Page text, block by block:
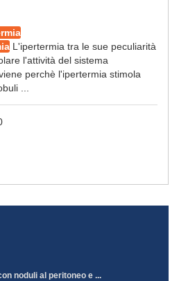
L'ipertermia tra le sue peculiarità
l'attività del sistema
perchè l'ipertermia stimola
...
noduli al peritoneo e ...